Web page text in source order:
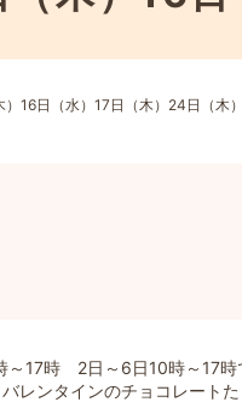
16日（水）17日（木）24日（木）
17時 2日～6日10時～17時
バレンタインのチョコレート